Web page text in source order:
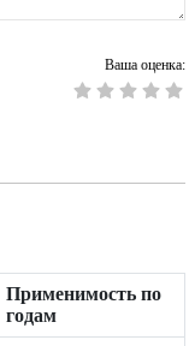
Ваша оценка:
Применимость по
годам